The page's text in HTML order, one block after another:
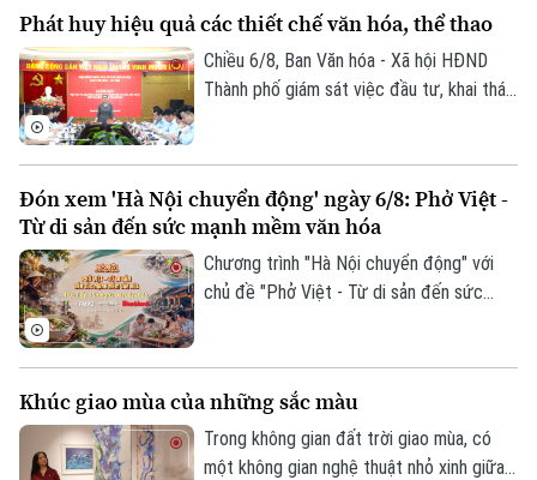
Phát huy hiệu quả các thiết chế văn hóa, thể thao
Chiều 6/8, Ban Văn hóa - Xã hội HĐND
Thành phố giám sát việc đầu tư, khai thác
Đón xem 'Hà Nội chuyển động' ngày 6/8: Phở Việt -
Từ di sản đến sức mạnh mềm văn hóa
Chương trình "Hà Nội chuyển động" với
chủ đề "Phở Việt - Từ di sản đến sức
hôm nay, ngày 6/8.
Khúc giao mùa của những sắc màu
Trong không gian đất trời giao mùa, có
một không gian nghệ thuật nhỏ xinh giữa